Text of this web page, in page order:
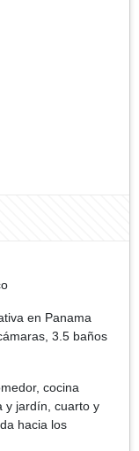
en Panama
3.5 baños
cocina
y jardín, cuarto y
hacia los